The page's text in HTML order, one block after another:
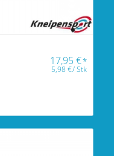
17,95€*
5,98€/Stk